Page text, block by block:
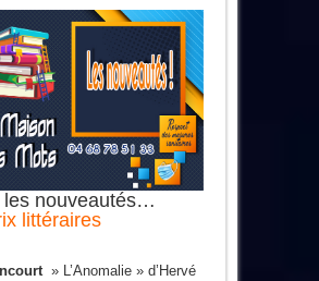
les nouveautés…
littéraires
» L’Anomalie » d’Hervé